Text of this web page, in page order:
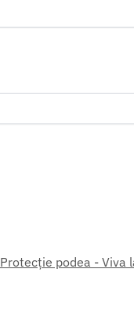
Protecție podea - Viva